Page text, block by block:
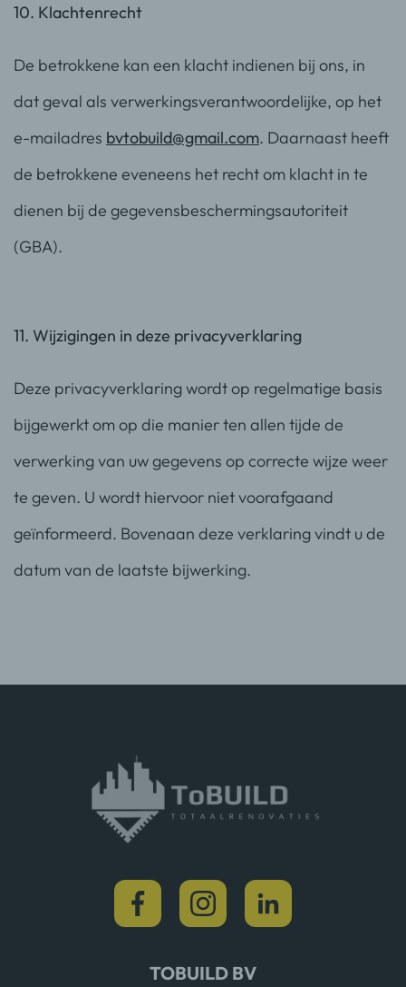
10. Klachtenrecht
De betrokkene kan een klacht indienen bij ons, in
dat geval als verwerkingsverantwoordelijke, op het
e-mailadres bvtobuild@gmail.com. Daarnaast heeft
de betrokkene eveneens het recht om klacht in te
dienen bij de gegevensbeschermingsautoriteit
(GBA).
11. Wijzigingen in deze privacyverklaring
Deze privacyverklaring wordt op regelmatige basis
bijgewerkt om op die manier ten allen tijde de
verwerking van uw gegevens op correcte wijze weer
te geven. U wordt hiervoor niet voorafgaand
geïnformeerd. Bovenaan deze verklaring vindt u de
datum van de laatste bijwerking.
TOBUILD BV